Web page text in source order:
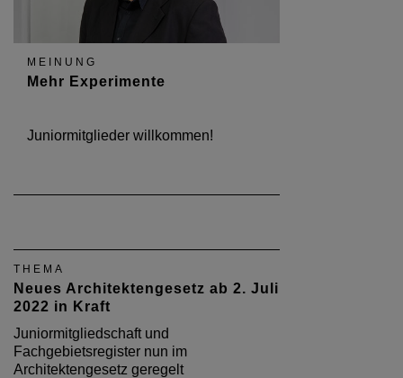
MEINUNG
Mehr Experimente
Juniormitglieder willkommen!
THEMA
Neues Architektengesetz ab 2. Juli
2022 in Kraft
Juniormitgliedschaft und
Fachgebietsregister nun im
Architektengesetz geregelt